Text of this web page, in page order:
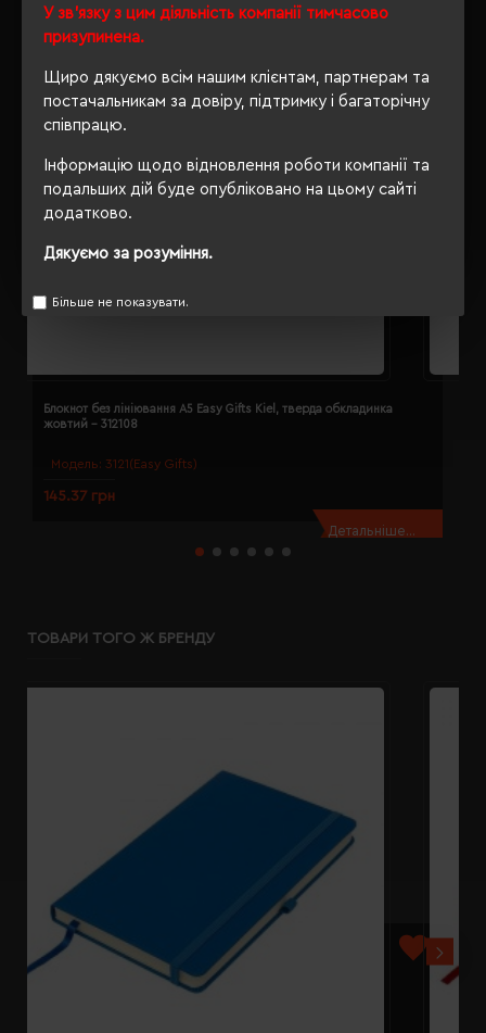
У зв'язку з цим діяльність компанії тимчасово
призупинена.
Щиро дякуємо всім нашим клієнтам, партнерам та
постачальникам за довіру, підтримку і багаторічну
співпрацю.
Інформацію щодо відновлення роботи компанії та
подальших дій буде опубліковано на цьому сайті
додатково.
Дякуємо за розуміння.
Більше не показувати.
Модель: 3121(Easy Gifts)
Блокнот без лініювання A5 Easy Gifts Kiel, тверда обкладинка
жовтий - 312108
145.37 грн
Детальніше...
ТОВАРИ ТОГО Ж БРЕНДУ